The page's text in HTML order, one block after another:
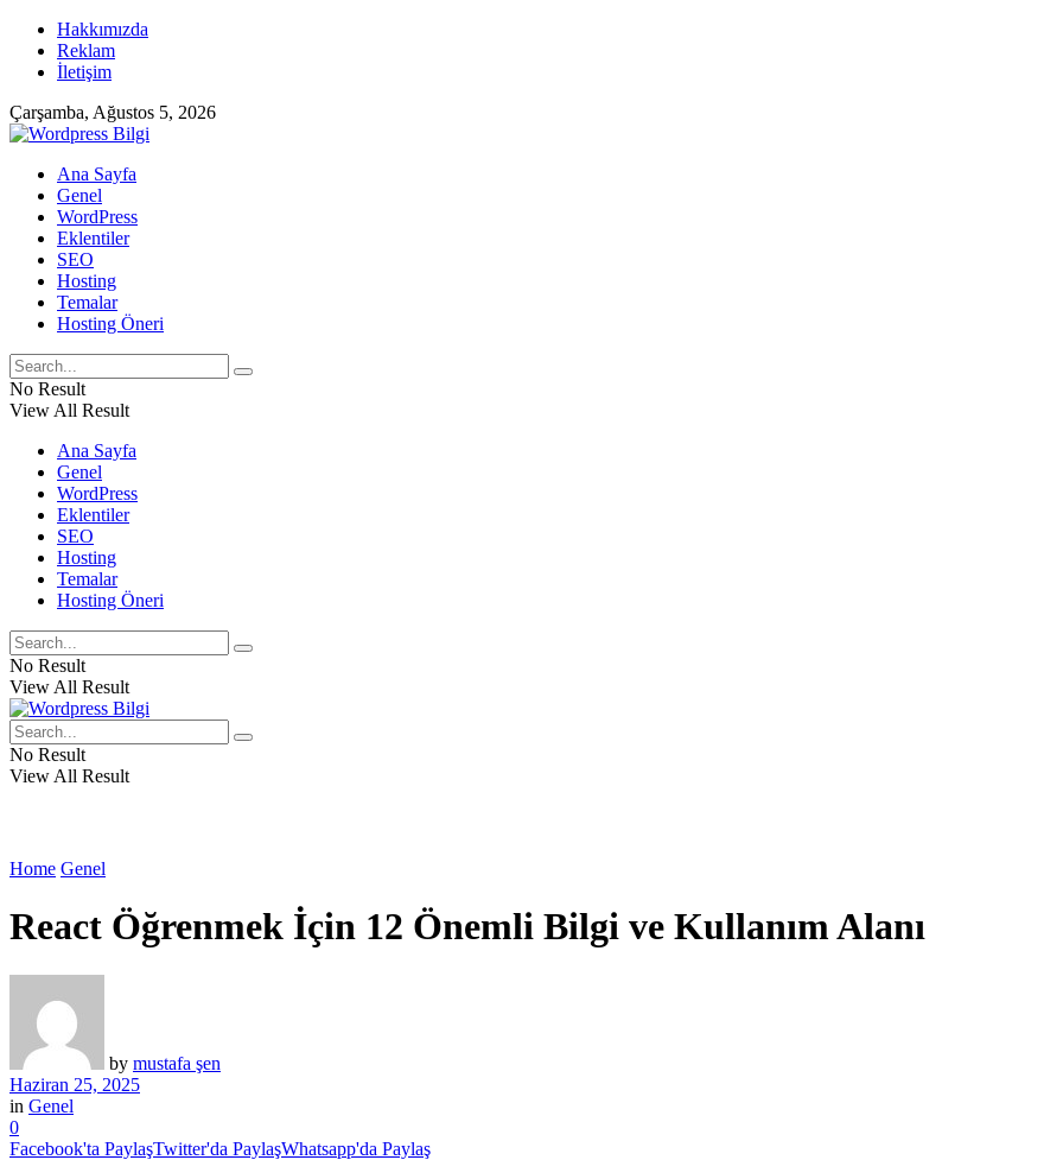
Hakkımızda
Reklam
İletişim
Çarşamba, Ağustos 5, 2026
Ana Sayfa
Genel
WordPress
Eklentiler
SEO
Hosting
Temalar
Hosting Öneri
No Result
View All Result
Ana Sayfa
Genel
WordPress
Eklentiler
SEO
Hosting
Temalar
Hosting Öneri
No Result
View All Result
No Result
View All Result
Home Genel
React Öğrenmek İçin 12 Önemli Bilgi ve Kullanım Alanı
by mustafa şen
Haziran 25, 2025
in Genel
0
Facebook'ta PaylaşTwitter'da PaylaşWhatsapp'da Paylaş